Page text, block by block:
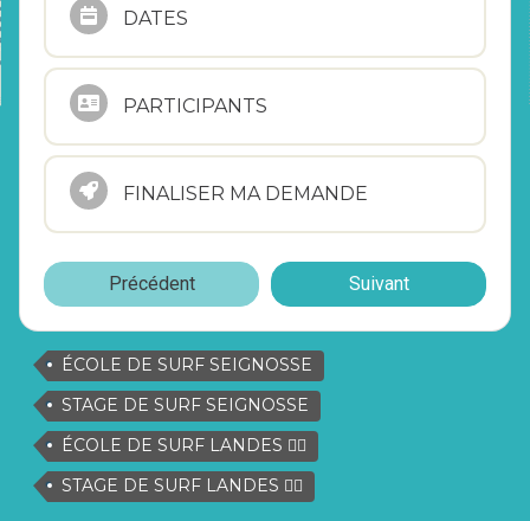
DATES
PARTICIPANTS
FINALISER MA DEMANDE
Précédent Suivant
ÉCOLE DE SURF SEIGNOSSE
STAGE DE SURF SEIGNOSSE
ÉCOLE DE SURF LANDES 🏄‍♂️
STAGE DE SURF LANDES 🏄‍♂️